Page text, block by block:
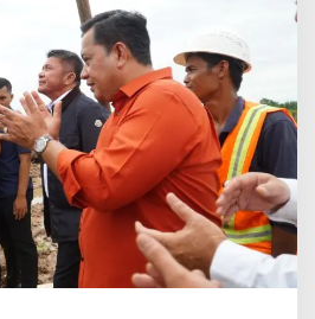
a
s
t
i
k
a
n
U